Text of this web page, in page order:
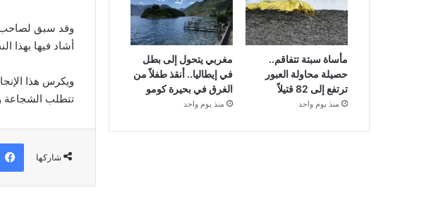
‏وقد سبق لصاحب
أشاد فيها بهذا
‏ويكرس هذا
تتطلب الشجاعة
شاركها
مأساة سبتة تتفاقم..
حصيلة محاولة العبور
ترتفع إلى 82 قتيلاً
منذ يوم واحد
مغربي يتحول إلى بطل
في إيطاليا.. أنقذ طفلاً من
الغرق في بحيرة كومو
منذ يوم واحد